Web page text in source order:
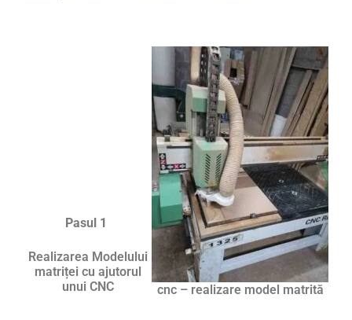
cnc – realizare model matrită
Pasul 1
Realizarea Modelului
matriței cu ajutorul
unui CNC